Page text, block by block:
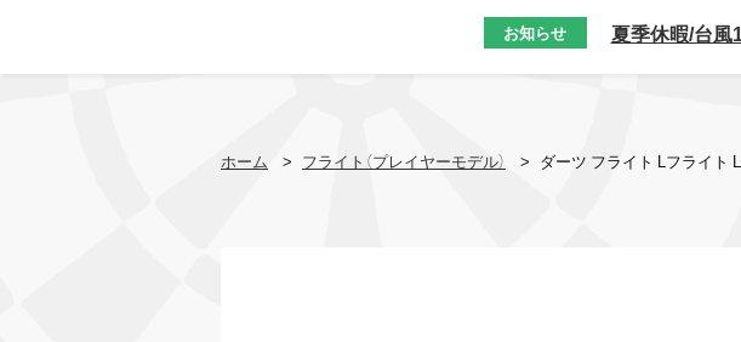
お知らせ 夏季休暇/台風
ホーム > フライト（プレイヤーモデル） > ダーツ フライト Lフライト